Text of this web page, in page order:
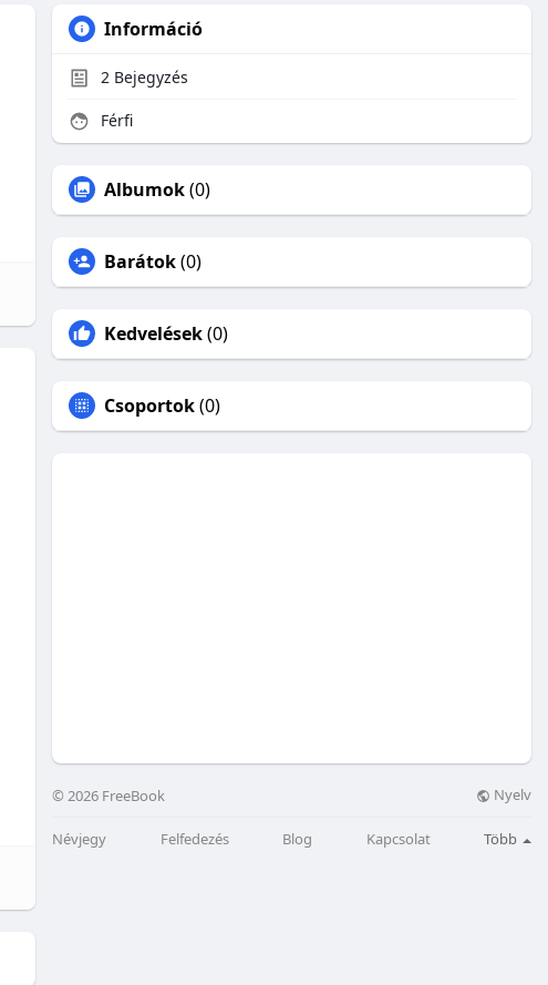
Információ
2 Bejegyzés
Férfi
Albumok(0)
Barátok(0)
Kedvelések(0)
Csoportok(0)
© 2026 FreeBook Nyelv
Névjegy Felfedezés Blog Kapcsolat Több